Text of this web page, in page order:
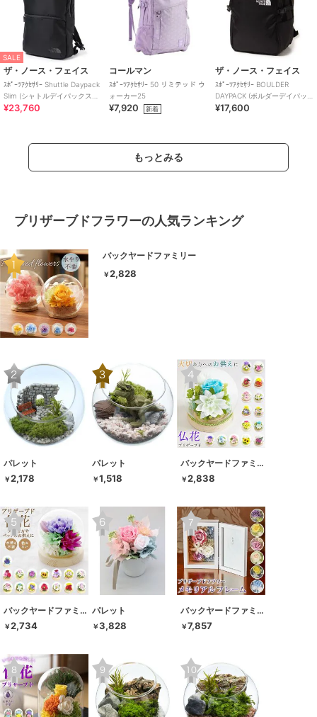
SALE
ザ・ノース・フェイス
ｽﾎﾟｰﾂｱｸｾｻﾘｰ Shuttle Daypack
Slim (シャトルデイパックスリ
ム)
¥23,760
コールマン
ｽﾎﾟｰﾂｱｸｾｻﾘｰ 50 リミテッド ウ
ォーカー25
¥7,920 新着
ザ・ノース・フェイス
ｽﾎﾟｰﾂｱｸｾｻﾘｰ BOULDER
DAYPACK (ボルダーデイパッ
ク)
¥17,600
もっとみる
プリザーブドフラワーの人気ランキング
バックヤードファミリー
￥2,828
パレット
￥2,178
パレット
￥1,518
バックヤードファミリー
￥2,838
バックヤードファミリー
￥2,734
パレット
￥3,828
バックヤードファミリー
￥7,857